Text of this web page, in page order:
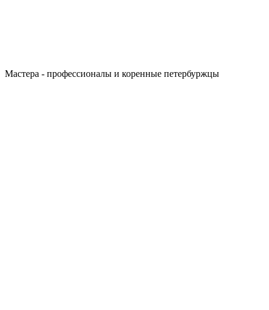
Мастера - профессионалы и коренные петербуржцы